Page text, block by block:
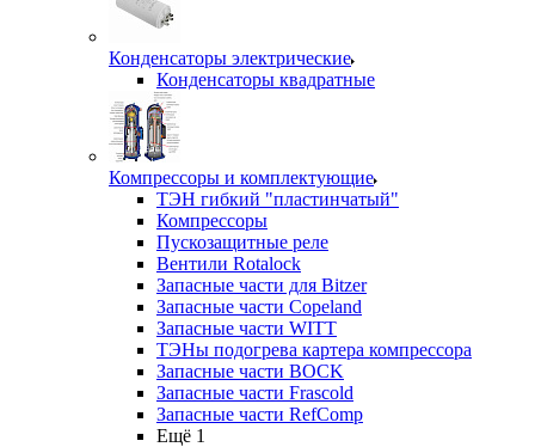
Конденсаторы электрические
Конденсаторы квадратные
Компрессоры и комплектующие
ТЭН гибкий "пластинчатый"
Компрессоры
Пускозащитные реле
Вентили Rotalock
Запасные части для Bitzer
Запасные части Copeland
Запасные части WITT
ТЭНы подогрева картера компрессора
Запасные части BOCK
Запасные части Frascold
Запасные части RefComp
Ещё 1